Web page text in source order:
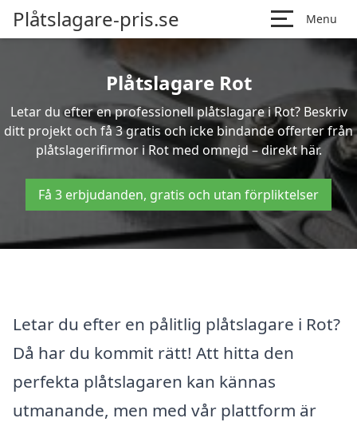
Plåtslagare-pris.se Menu
Plåtslagare Rot
Letar du efter en professionell plåtslagare i Rot? Beskriv
ditt projekt och få 3 gratis och icke bindande offerter från
plåtslagerifirmor i Rot med omnejd – direkt här.
Få 3 erbjudanden, gratis och utan förpliktelser
Letar du efter en pålitlig plåtslagare i Rot?
Då har du kommit rätt! Att hitta den
perfekta plåtslagaren kan kännas
utmanande, men med vår plattform är